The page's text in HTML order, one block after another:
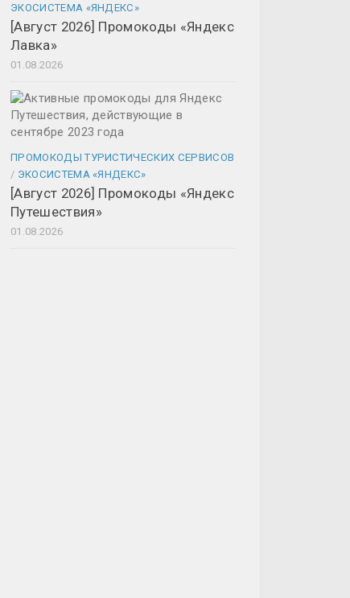
ЭКОСИСТЕМА «ЯНДЕКС»
[Август 2026] Промокоды «Яндекс
Лавка»
01.08.2026
ПРОМОКОДЫ ТУРИСТИЧЕСКИХ СЕРВИСОВ
/ ЭКОСИСТЕМА «ЯНДЕКС»
[Август 2026] Промокоды «Яндекс
Путешествия»
01.08.2026